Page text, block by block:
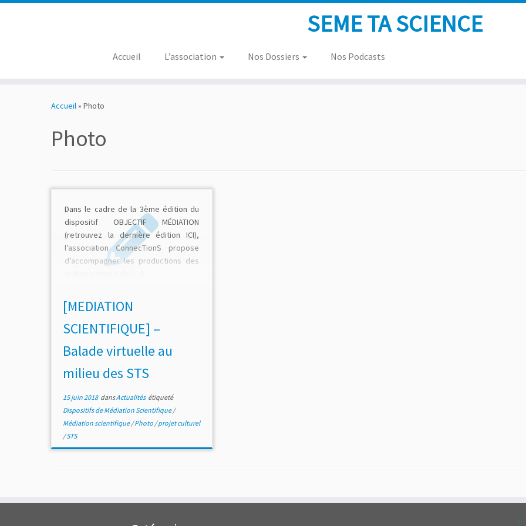
SEME TA SCIENCE
Accueil L’association Nos Dossiers Nos Podcasts
Accueil» Photo
Photo
Dans le cadre de la 3ème édition du
dispositif OBJECTIF MÉDIATION
(retrouvez la dernière édition ICI),
l’association ConnecTionS propose
d’accompagner les productions des
[MEDIATION
SCIENTIFIQUE] –
Balade virtuelle au
milieu des STS
15 juin 2018dansActualités étiqueté
Dispositifs de Médiation Scientifique/
Médiation scientifique/Photo /projet culturel
/STS